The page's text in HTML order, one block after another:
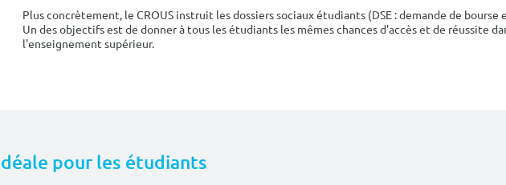
Plus concrètement, le CROUS instruit les dossiers sociaux étudiants (DSE : demande de
Un des objectifs est de donner à tous les étudiants les mêmes chances d'accès et de réussite
l'enseignement supérieur.
pour les étudiants